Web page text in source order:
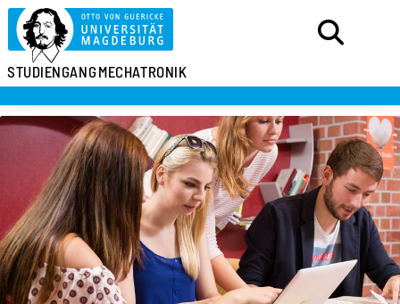
STUDIENGANGMECHATRONIK